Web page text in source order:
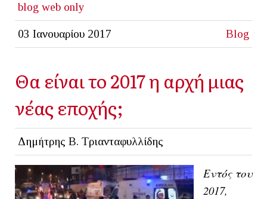
blog web only
03 Ιανουαρίου 2017 Blog
Θα είναι το 2017 η αρχή μιας
νέας εποχής;
Δημήτρης Β. Τριανταφυλλίδης
Εντός του
2017,